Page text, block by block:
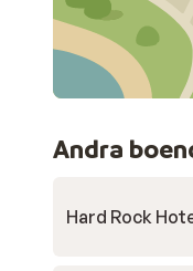
Andra
Hard Rock